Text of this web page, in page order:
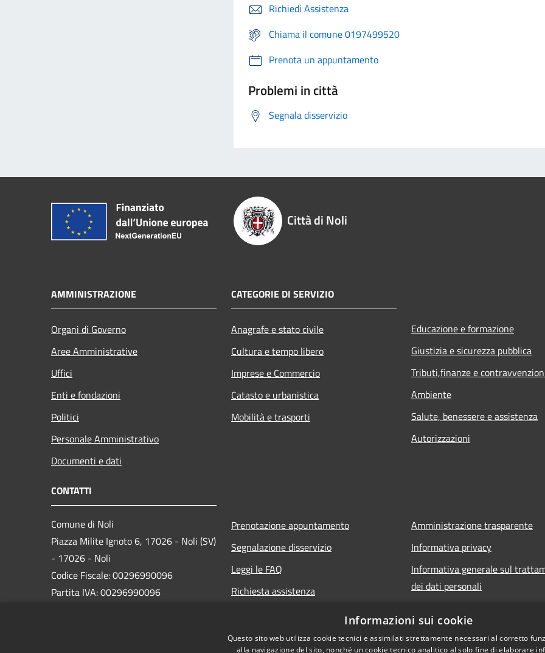
Richiedi Assistenza
Chiama il comune 0197499520
Prenota un appuntamento
Problemi in città
Segnala disservizio
Città di Noli
AMMINISTRAZIONE
Organi di Governo
Aree Amministrative
Uffici
Enti e fondazioni
Politici
Personale Amministrativo
Documenti e dati
CATEGORIE DI SERVIZIO
Anagrafe e stato civile
Cultura e tempo libero
Imprese e Commercio
Catasto e urbanistica
Mobilità e trasporti
Educazione e formazione
Giustizia e sicurezza pubblica
Tributi,finanze e
Ambiente
Salute, benessere e assistenza
Autorizzazioni
CONTATTI
Comune di Noli
Piazza Milite Ignoto 6, 17026 - Noli (SV)
- 17026 - Noli
Codice Fiscale: 00296990096
Partita IVA: 00296990096
Prenotazione appuntamento
Segnalazione disservizio
Leggi le FAQ
Richiesta assistenza
Amministrazione trasparente
Informativa privacy
Informativa generale sul
dei dati personali
Informazioni sui cookie
Questo sito web utilizza cookie tecnici e assimilati strettamente necessari al corretto
alla navigazione del sito, nonché un cookie tecnico analitico al solo fine di elaborare